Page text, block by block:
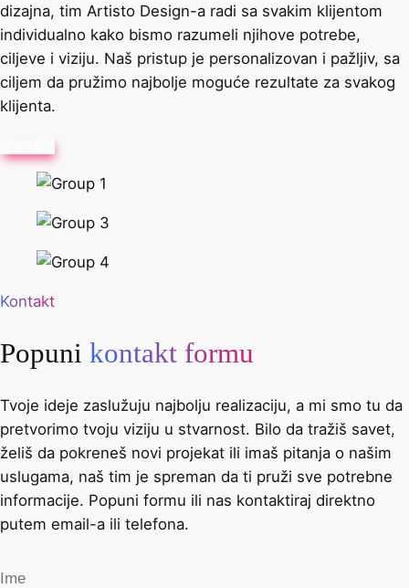
dizajna, tim Artisto Design-a radi sa svakim klijentom
individualno kako bismo razumeli njihove potrebe,
ciljeve i viziju. Naš pristup je personalizovan i pažljiv, sa
ciljem da pružimo najbolje moguće rezultate za svakog
klijenta.
Kontakt
Popuni kontakt formu
Tvoje ideje zaslužuju najbolju realizaciju, a mi smo tu da
pretvorimo tvoju viziju u stvarnost. Bilo da tražiš savet,
želiš da pokreneš novi projekat ili imaš pitanja o našim
uslugama, naš tim je spreman da ti pruži sve potrebne
informacije. Popuni formu ili nas kontaktiraj direktno
putem email-a ili telefona.